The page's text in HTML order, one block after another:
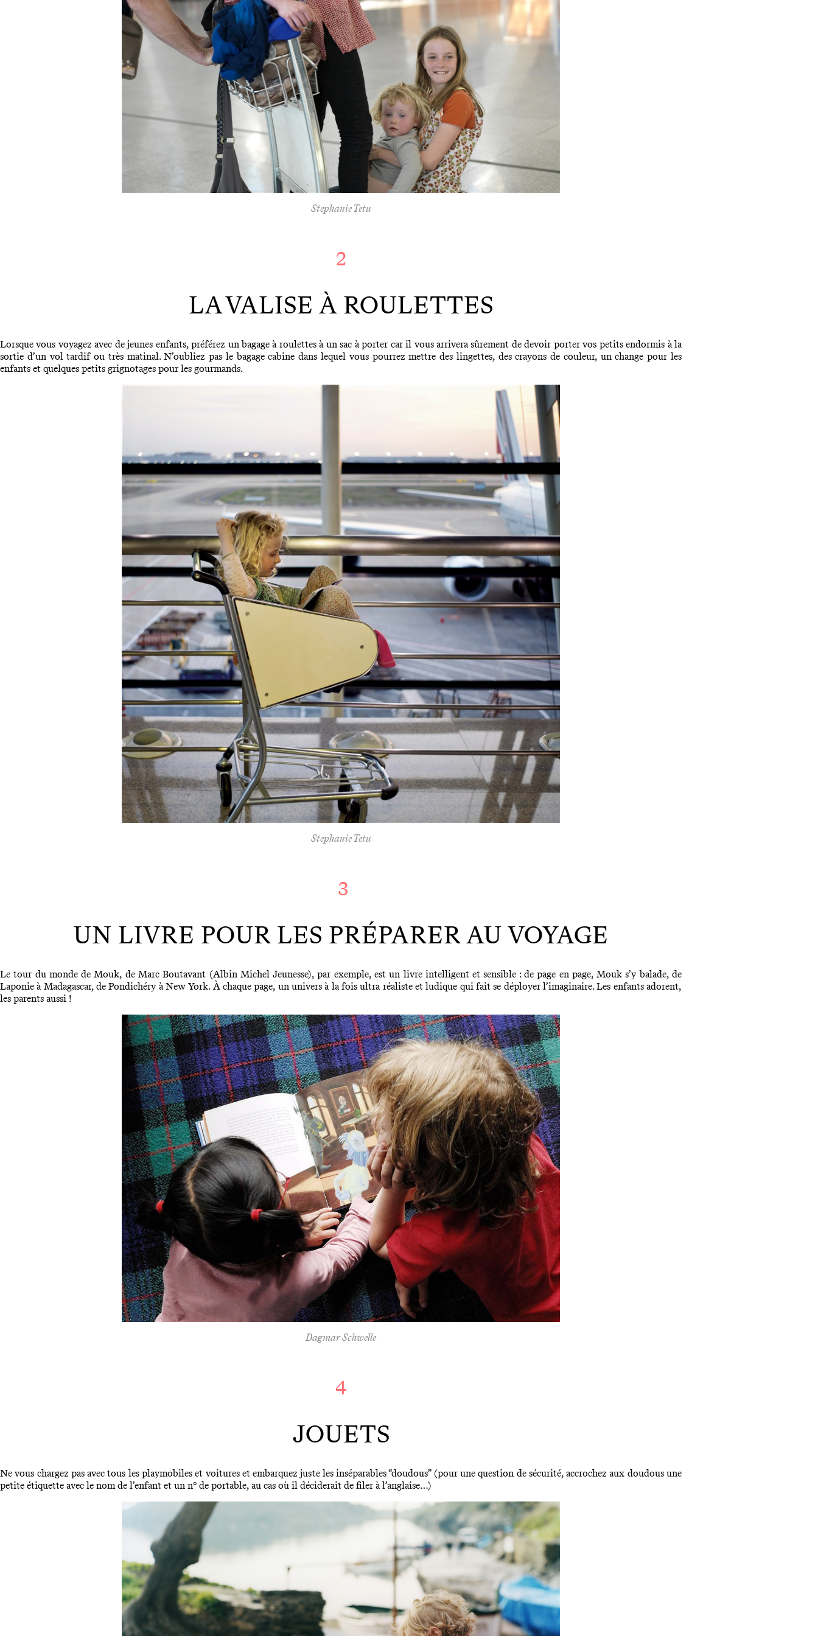
Stephanie Tetu
2
LA VALISE À ROULETTES
Lorsque vous voyagez avec de jeunes enfants, préférez un bagage à roulettes à un sac à porter car il vous arrivera sûrement de devoir porter vos petits endormis à la
sortie d’un vol tardif ou très matinal. N’oubliez pas le bagage cabine dans lequel vous pourrez mettre des lingettes, des crayons de couleur, un change pour les
enfants et quelques petits grignotages pour les gourmands.
Stephanie Tetu
3
UN LIVRE POUR LES PRÉPARER AU VOYAGE
Le tour du monde de Mouk, de Marc Boutavant (Albin Michel Jeunesse), par exemple, est un livre intelligent et sensible : de page en page, Mouk s’y balade, de
Laponie à Madagascar, de Pondichéry à New York. À chaque page, un univers à la fois ultra réaliste et ludique qui fait se déployer l’imaginaire. Les enfants adorent,
les parents aussi !
Dagmar Schwelle
4
JOUETS
Ne vous chargez pas avec tous les playmobiles et voitures et embarquez juste les inséparables “doudous” (pour une question de sécurité, accrochez aux doudous une
petite étiquette avec le nom de l’enfant et un n° de portable, au cas où il déciderait de filer à l’anglaise…)